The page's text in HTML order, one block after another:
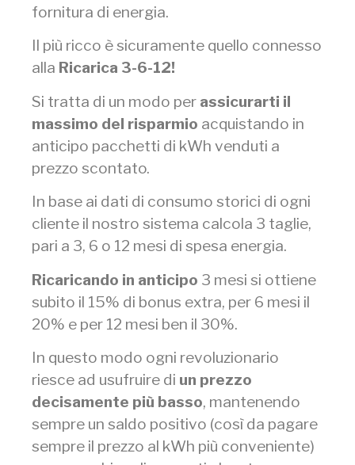
fornitura di energia.
Il più ricco è sicuramente quello connesso
alla Ricarica 3-6-12!
Si tratta di un modo per assicurarti il
massimo del risparmio acquistando in
anticipo pacchetti di kWh venduti a
prezzo scontato.
In base ai dati di consumo storici di ogni
cliente il nostro sistema calcola 3 taglie,
pari a 3, 6 o 12 mesi di spesa energia.
Ricaricando in anticipo 3 mesi si ottiene
subito il 15% di bonus extra, per 6 mesi il
20% e per 12 mesi ben il 30%.
In questo modo ogni revoluzionario
riesce ad usufruire di un prezzo
decisamente più basso, mantenendo
sempre un saldo positivo (così da pagare
sempre il prezzo al kWh più conveniente)